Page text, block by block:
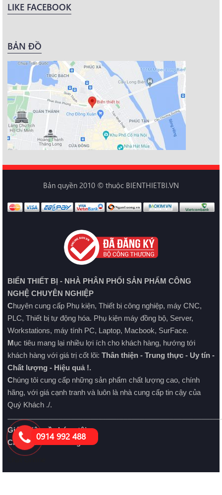
LIKE FACEBOOK
BẢN ĐỒ
Bản quyền 2010 © thuộc BIENTHIETBI.VN
BIỂN THIẾT BỊ - NHÀ PHÂN PHỐI SẢN PHẨM CÔNG
NGHỆ CHUYÊN NGHIỆP
Chuyên cung cấp Phụ kiện, Thiết bị công nghiệp, máy CNC,
PLC, Thiết bị tự động hóa. Phụ kiện máy đồng bộ, Server,
Workstations, máy tính PC, Laptop, Macbook, SurFace.
Mục tiêu mang lại nhiều lợi ích cho khách hàng, hướng tới
khách hàng với giá trị cốt lõi: Thân thiện - Trung thực - Uy tín -
Chất lượng - Hiệu quả !.
Chúng tôi cung cấp những sản phẩm chất lượng cao, chính
hãng, với giá cạnh tranh và luôn là nhà cung cấp tin cậy của
Quý Khách ./.
Giới thiệu về chúng tôi
Chính sách bán hàng
0914 992 488